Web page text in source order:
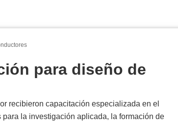
para diseño de
recibieron capacitación especializada en el
la investigación aplicada, la formación de